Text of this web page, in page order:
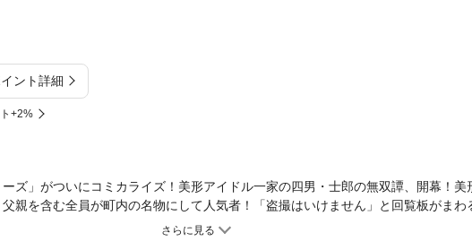
ント詳細
+2%
ズ」がついにコミカライズ！美形アイドル一家の四男・士郎の無双譚、開幕！美
親を含む全員が町内の名物にして人気者！「盗撮はいけません」と回覧板がまわ
だが、それゆえに彼らが巻き込まれる事件も多い。天才・神童の名をほしいままに